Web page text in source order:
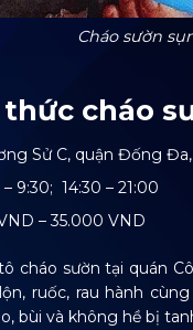
Cháo sườn
cháo
Sử C, quận Đống
9:30; 14:30 – 21:00
– 35.000 VND
cháo sườn tại quán
ruốc, rau hành
bùi và không hề bị